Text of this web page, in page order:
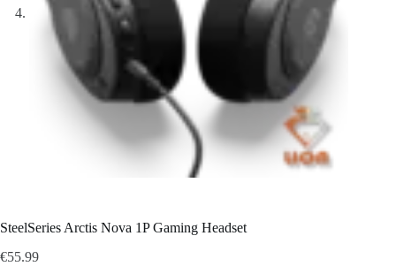
SteelSeries Arctis Nova 1P Gaming Headset
€55.99